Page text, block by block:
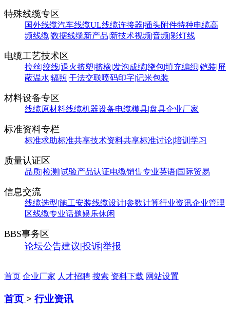
特殊线缆专区
国外线缆汽车线缆UL线缆连接器|插头附件特种电缆高
频线缆|数据线缆新产品|新技术视频|音频|彩灯线
电缆工艺技术区
拉丝|绞线|退火挤塑|挤橡|发泡成缆|绕包|填充编织|铠装|屏
蔽温水|辐照|干法交联喷码印字|记米包装
材料设备专区
线缆原材料线缆机器设备电缆模具|盘具企业厂家
标准资料专栏
标准求助标准共享技术资料共享标准讨论|培训学习
质量认证区
品质|检测|试验产品认证电缆销售专业英语|国际贸易
信息交流
线缆选型|施工安装线缆设计|参数计算行业资讯企业管理
区线缆专业话题娱乐休闲
BBS事务区
论坛公告建议|投诉|举报
首页 企业厂家 人才招聘 搜索 资料下载 网站设置
首页 > 行业资讯